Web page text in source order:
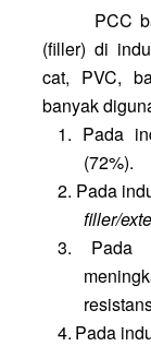
PCC
(filler) di
cat, PVC,
banyak
1. Pada
(72%).
2. Pada
filler/
3.
Pada
4. Pada